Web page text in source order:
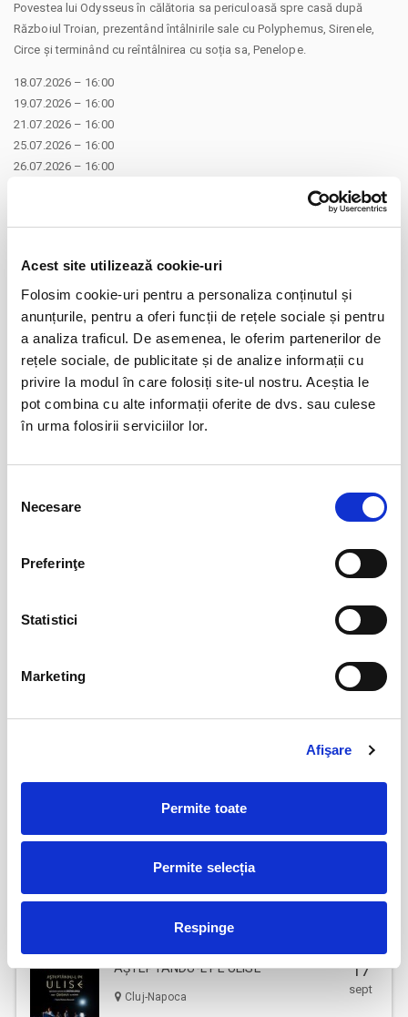
Acest site utilizează cookie-uri
Folosim cookie-uri pentru a personaliza conținutul și
anunțurile, pentru a oferi funcții de rețele sociale și pentru
a analiza traficul. De asemenea, le oferim partenerilor de
rețele sociale, de publicitate și de analize informații cu
privire la modul în care folosiți site-ul nostru. Aceștia le
pot combina cu alte informații oferite de dvs. sau culese
în urma folosirii serviciilor lor.
consimțământului
Necesare
Preferinţe
Statistici
Marketing
Afişare
Permite toate
Permite selecția
Respinge
Povestea lui Odysseus în călătoria sa periculoasă spre casă după
Războiul Troian, prezentând întâlnirile sale cu Polyphemus, Sirenele,
Circe și terminând cu reîntâlnirea cu soția sa, Penelope.
18.07.2026 – 16:00
19.07.2026 – 16:00
21.07.2026 – 16:00
25.07.2026 – 16:00
26.07.2026 – 16:00
Distribuie aceasta pagina
Evenimente similare
Cucu
aug
12
Șoricelul neascultător
Bucuresti
BILETE
23
AȘTEPTÂNDU-L PE ULISE
Cluj-Napoca
17
sept